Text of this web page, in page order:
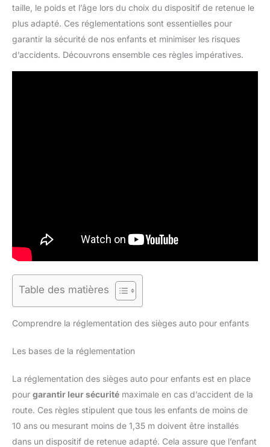
taille, le poids et l’âge lors du choix du dispositif de retenue le
plus adapté. Ces réglementations sont essentielles pour
garantir la sécurité de nos enfants et minimiser les risques
d’accidents. Découvrons ensemble ces règles impératives.
Table des matières
Comprendre la réglementation des sièges auto pour enfants
Les bases de la réglementation
La réglementation des sièges auto pour enfants est en place
pour garantir leur sécurité maximale en cas d’accident de la
route. Ces règles stipulent que tous les enfants de moins de
10 ans ou mesurant moins de 1,35 m doivent être installés
dans un dispositif de retenue adapté. Cela assure que l’enfant